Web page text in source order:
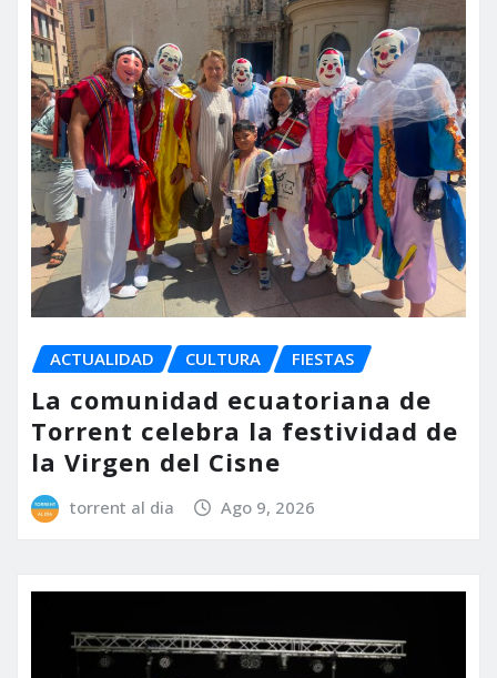
ACTUALIDAD CULTURA FIESTAS
La comunidad ecuatoriana de
Torrent celebra la festividad de
la Virgen del Cisne
torrent al dia Ago 9, 2026